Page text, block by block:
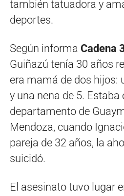
también tatuadora y
deportes.
Según informa Cadena
Guiñazú tenía 30 años
era mamá de dos hijos:
y una nena de 5. Estaba
departamento de
Mendoza, cuando
pareja de 32 años, la
suicidó.
El asesinato tuvo lugar